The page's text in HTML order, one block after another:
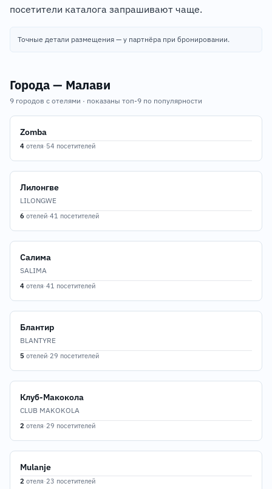
посетители каталога запрашивают чаще.
Точные детали размещения — у партнёра при бронировании.
Города — Малави
9 городов с отелями · показаны топ-9 по популярности
Zomba
4 отеля·54 посетителей
Лилонгве
LILONGWE
6 отелей·41 посетителей
Салима
SALIMA
4 отеля·41 посетителей
Блантир
BLANTYRE
5 отелей·29 посетителей
Клуб-Макокола
CLUB MAKOKOLA
2 отеля·29 посетителей
Mulanje
2 отеля·23 посетителей